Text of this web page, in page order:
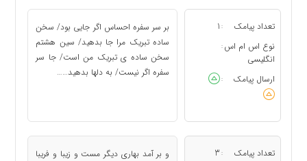
تعداد پیامک :
1
نوع اس ام اس :
انگلیسی
ارسال پیامک
:
بر سر سفره احساس اگر جایی بود/ سخن
ساده تبریک مرا جا بدهید/ سین هشتم
سخن ساده ی تبریک من است/ جا سر
سفره اگر نیست/ به دلها بدهید……
تعداد پیامک :
3
و بر آمد بهاری دیگر مست و زیبا و فریبا